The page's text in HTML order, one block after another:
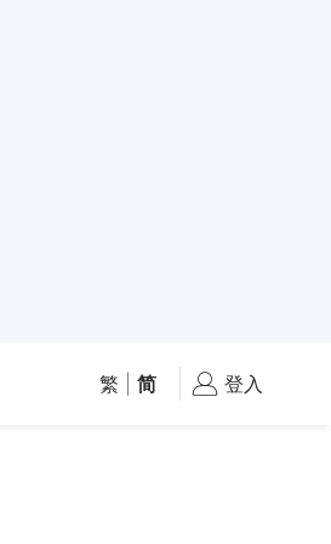
繁 简 登入